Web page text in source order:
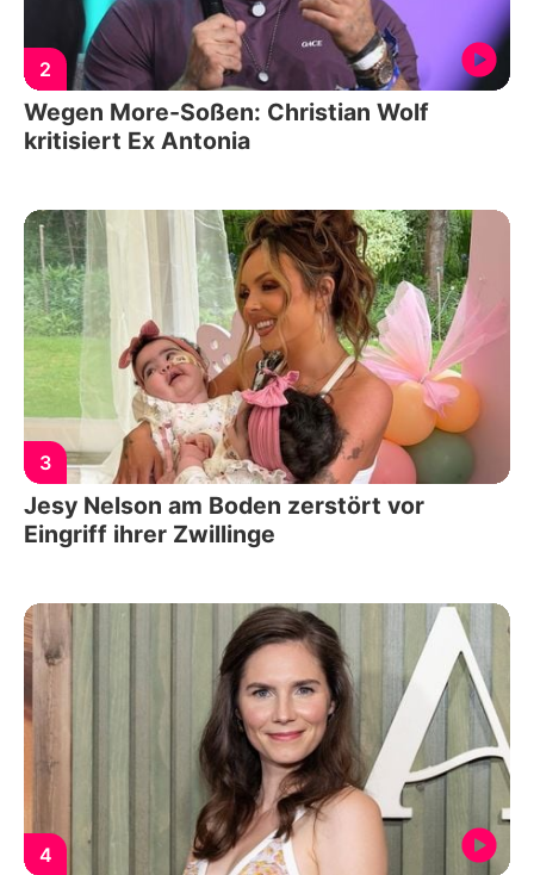
2
Wegen More-Soßen: Christian Wolf
kritisiert Ex Antonia
3
Jesy Nelson am Boden zerstört vor
Eingriff ihrer Zwillinge
4